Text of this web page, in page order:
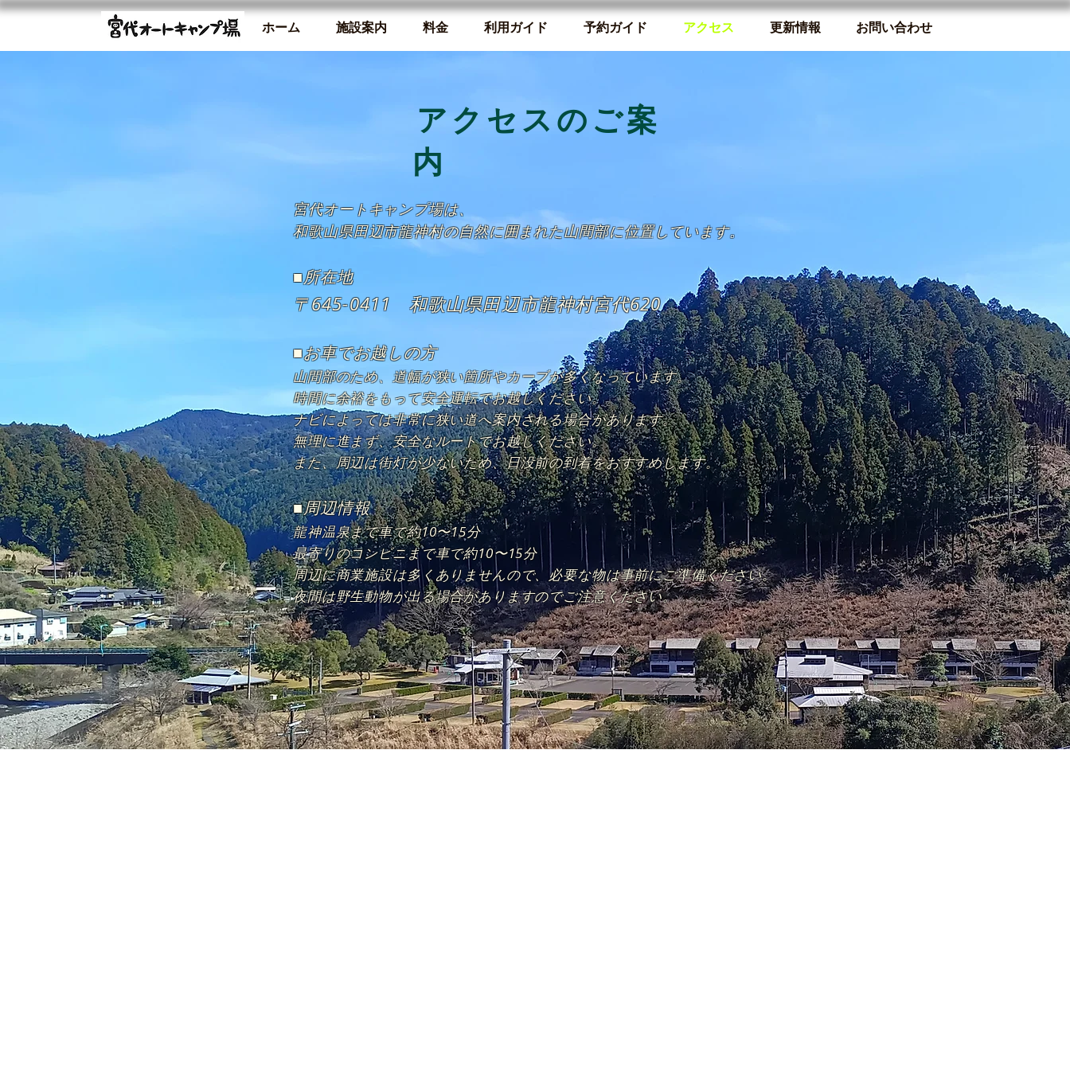
ホーム 施設案内 料金 利用ガイド 予約ガイド アクセス 更新情報 お問い合わせ
​アクセスのご案
内
宮代オートキャンプ場は、
和歌山県田辺市龍神村の自然に囲まれた山間部に位置しています。
■所在地
〒645-0411 和歌山県田辺市龍神村宮代620
■お車でお越しの方
山間部のため、道幅が狭い箇所やカーブが多くなっています。
時間に余裕をもって安全運転でお越しください。​​
ナビによっては非常に狭い道へ案内される場合があります。
無理に進まず、安全なルートでお越しください。​
また、周辺は街灯が少ないため、日没前の到着をおすすめします。
■周辺情報
龍神温泉まで車で約10〜15分
最寄りのコンビニまで車で約10〜15分
周辺に商業施設は多くありませんので、必要な物は事前にご準備ください。
夜間は野生動物が出る場合がありますのでご注意ください。​​​